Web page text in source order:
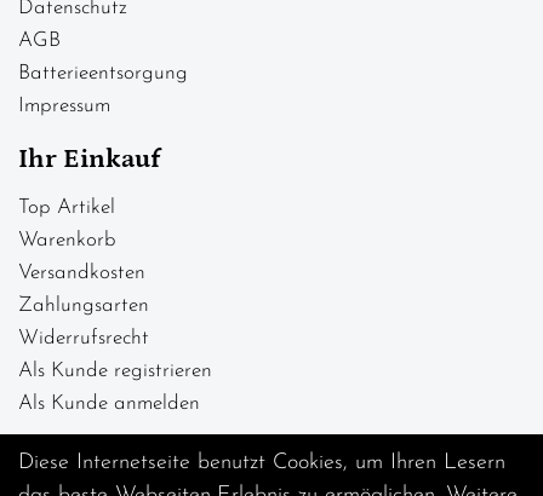
Datenschutz
AGB
Batterieentsorgung
Impressum
Ihr Einkauf
Top Artikel
Warenkorb
Versandkosten
Zahlungsarten
Widerrufsrecht
Als Kunde registrieren
Als Kunde anmelden
Diese Internetseite benutzt Cookies, um Ihren Lesern